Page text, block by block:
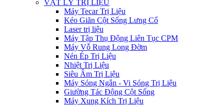
VẬT LÝ TRỊ LIỆU
Máy Tecar Trị Liệu
Kéo Giãn Cột Sống Lưng Cổ
Laser trị liệu
Máy Tập Thụ Động Liên Tục CPM
Máy Vỗ Rung Long Đờm
Nén Ép Trị Liệu
Nhiệt Trị Liệu
Siêu Âm Trị Liệu
Máy Sóng Ngắn - Vi Sóng Trị Liệu
Giường Tác Động Cột Sống
Máy Xung Kích Trị Liệu